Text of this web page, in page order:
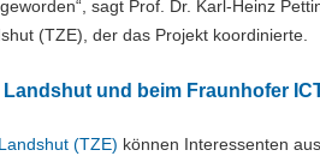
sagt Prof. Dr. Karl-Heinz
(TZE), der das Projekt koordinierte.
und beim Fraunhofer
(TZE) können Interessenten